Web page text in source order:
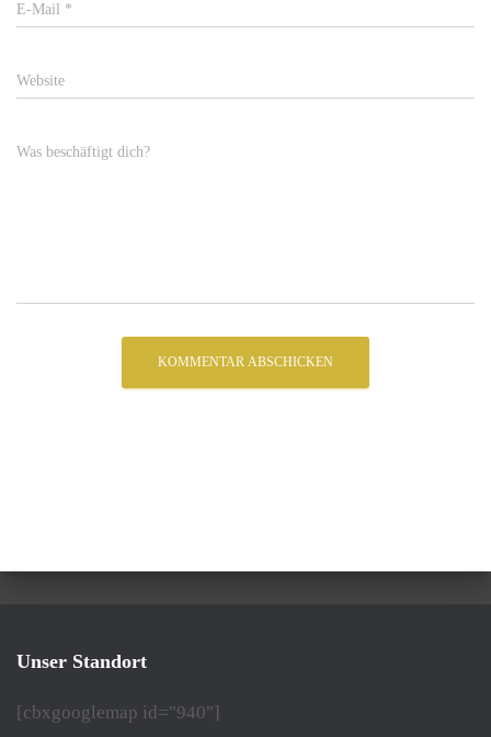
E-Mail *
Website
Was beschäftigt dich?
Unser Standort
[cbxgooglemap id="940"]